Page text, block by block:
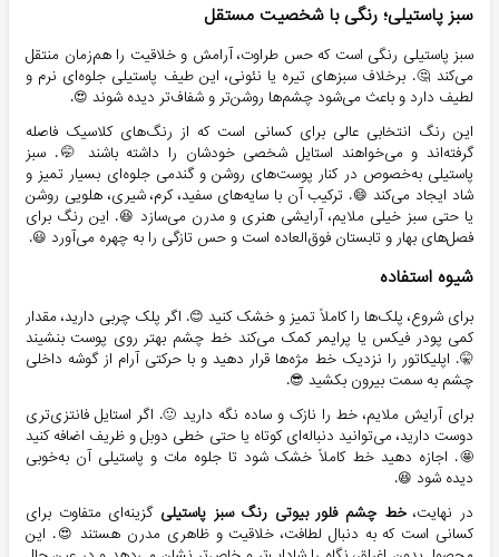
سبز پاستیلی؛ رنگی با شخصیت مستقل
سبز پاستیلی رنگی است که حس طراوت، آرامش و خلاقیت را هم‌زمان منتقل
می‌کند 🤔. برخلاف سبزهای تیره یا نئونی، این طیف پاستیلی جلوه‌ای نرم و
لطیف دارد و باعث می‌شود چشم‌ها روشن‌تر و شفاف‌تر دیده شوند 😍.
این رنگ انتخابی عالی برای کسانی است که از رنگ‌های کلاسیک فاصله
گرفته‌اند و می‌خواهند استایل شخصی خودشان را داشته باشند 🤭. سبز
پاستیلی به‌خصوص در کنار پوست‌های روشن و گندمی جلوه‌ای بسیار تمیز و
شاد ایجاد می‌کند 😄. ترکیب آن با سایه‌های سفید، کرم، شیری، هلویی روشن
یا حتی سبز خیلی ملایم، آرایشی هنری و مدرن می‌سازد 😆. این رنگ برای
فصل‌های بهار و تابستان فوق‌العاده است و حس تازگی را به چهره می‌آورد 😃.
شیوه استفاده
برای شروع، پلک‌ها را کاملاً تمیز و خشک کنید 😊. اگر پلک چربی دارید، مقدار
کمی پودر فیکس یا پرایمر کمک می‌کند خط چشم بهتر روی پوست بنشیند
🤫. اپلیکاتور را نزدیک خط مژه‌ها قرار دهید و با حرکتی آرام از گوشه داخلی
چشم به سمت بیرون بکشید 😎.
برای آرایش ملایم، خط را نازک و ساده نگه دارید 🙂. اگر استایل فانتزی‌تری
دوست دارید، می‌توانید دنباله‌ای کوتاه یا حتی خطی دوبل و ظریف اضافه کنید
🤩. اجازه دهید خط کاملاً خشک شود تا جلوه مات و پاستیلی آن به‌خوبی
دیده شود 😆.
در نهایت،خط چشم فلور بیوتی رنگ سبز پاستیلی گزینه‌ای متفاوت برای
کسانی است که به دنبال لطافت، خلاقیت و ظاهری مدرن هستند 😍. این